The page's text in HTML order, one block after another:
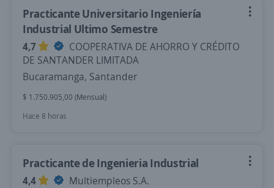
Practicante Universitario Ingeniería
Industrial Ultimo Semestre
4,7
COOPERATIVA DE AHORRO Y CRÉDITO
DE SANTANDER LIMITADA
Bucaramanga, Santander
$ 1.750.905,00 (Mensual)
Hace 8 horas
Practicante de Ingenieria Industrial
4,4
Multiempleos S.A.